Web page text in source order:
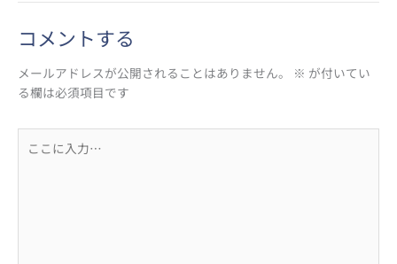
コメントする
メールアドレスが公開されることはありません。 ※ が付いてい
る欄は必須項目です